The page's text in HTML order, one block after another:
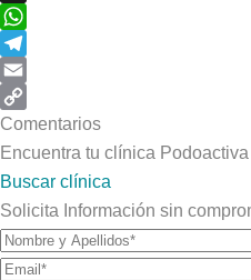
X
WhatsApp
Telegram
Email
Copy
Link
Comentarios
Encuentra tu clínica
Buscar clínica
Solicita Información sin